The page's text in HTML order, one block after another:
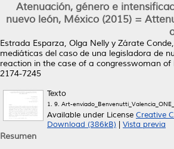
Atenuación, género e
nuevo león, México (2015) =
Estrada Esparza, Olga Nelly y Zárate
mediáticas del caso de una legisladora de
reaction in the case of a congresswoman of
2174-7245
Texto
1. 9. Art-
Available under License Creative
Download (386kB)
Vista previa
Resumen